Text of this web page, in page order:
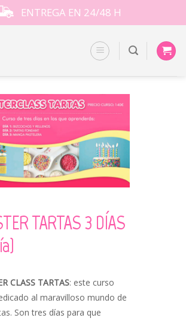
ENTREGA EN 24/48 H
TARTAS 3 DÍAS
CLASS TARTAS: este curso
al maravilloso mundo de
Son tres días para que